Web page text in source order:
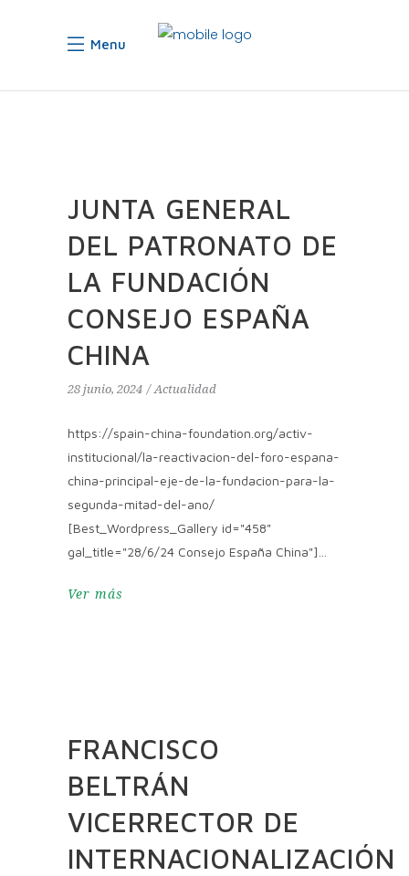
Menu
JUNTA GENERAL
DEL PATRONATO DE
LA FUNDACIÓN
CONSEJO ESPAÑA
CHINA
28 junio, 2024 Actualidad
https://spain-china-foundation.org/activ-
institucional/la-reactivacion-del-foro-espana-
china-principal-eje-de-la-fundacion-para-la-
segunda-mitad-del-ano/
[Best_Wordpress_Gallery id="458"
gal_title="28/6/24 Consejo España China"]
Ver más
FRANCISCO
BELTRÁN
VICERRECTOR DE
INTERNACIONALIZACIÓN